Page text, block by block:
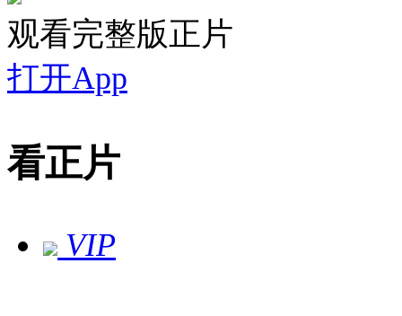
观看完整版正片
打开App
看正片
VIP